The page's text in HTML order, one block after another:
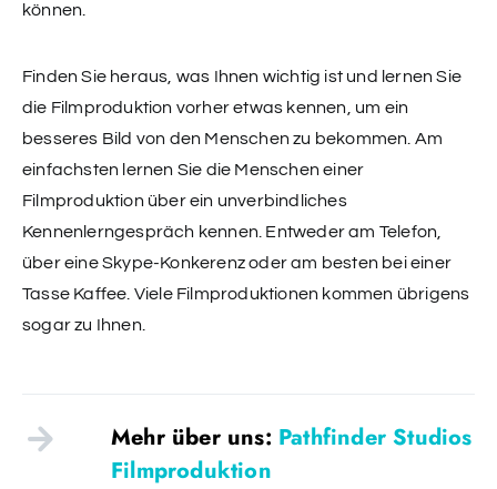
können.
Finden Sie heraus, was Ihnen wichtig ist und lernen Sie
die Filmproduktion vorher etwas kennen, um ein
besseres Bild von den Menschen zu bekommen. Am
einfachsten lernen Sie die Menschen einer
Filmproduktion über ein unverbindliches
Kennenlerngespräch kennen. Entweder am Telefon,
über eine Skype-Konkerenz oder am besten bei einer
Tasse Kaffee. Viele Filmproduktionen kommen übrigens
sogar zu Ihnen.
Mehr über uns: Pathfinder Studios
Filmproduktion